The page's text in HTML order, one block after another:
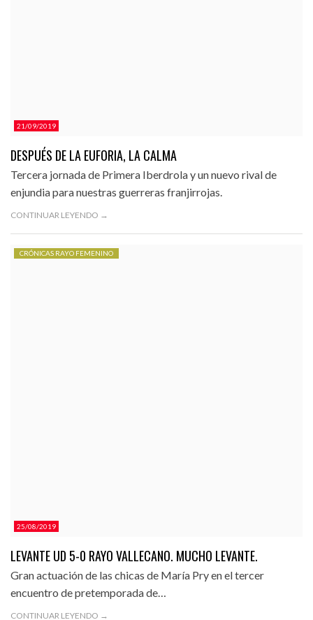
21/09/2019
DESPUÉS DE LA EUFORIA, LA CALMA
Tercera jornada de Primera Iberdrola y un nuevo rival de
enjundia para nuestras guerreras franjirrojas.
CONTINUAR LEYENDO →
25/08/2019
CRÓNICAS RAYO FEMENINO
LEVANTE UD 5-0 RAYO VALLECANO. MUCHO LEVANTE.
Gran actuación de las chicas de María Pry en el tercer
encuentro de pretemporada de…
CONTINUAR LEYENDO →